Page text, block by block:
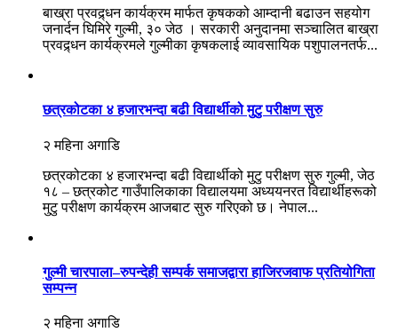
बाख्रा प्रवद्र्धन कार्यक्रम मार्फत कृषकको आम्दानी बढाउन सहयोग
जनार्दन घिमिरे गुल्मी, ३० जेठ । सरकारी अनुदानमा सञ्चालित बाख्रा
प्रवद्र्धन कार्यक्रमले गुल्मीका कृषकलाई व्यावसायिक पशुपालनतर्फ...
छत्रकोटका ४ हजारभन्दा बढी विद्यार्थीको मुटु परीक्षण सुरु
२ महिना अगाडि
छत्रकोटका ४ हजारभन्दा बढी विद्यार्थीको मुटु परीक्षण सुरु गुल्मी, जेठ
१८ – छत्रकोट गाउँपालिकाका विद्यालयमा अध्ययनरत विद्यार्थीहरूको
मुटु परीक्षण कार्यक्रम आजबाट सुरु गरिएको छ। नेपाल...
गुल्मी चारपाला–रुपन्देही सम्पर्क समाजद्वारा हाजिरजवाफ प्रतियोगिता
सम्पन्न
२ महिना अगाडि